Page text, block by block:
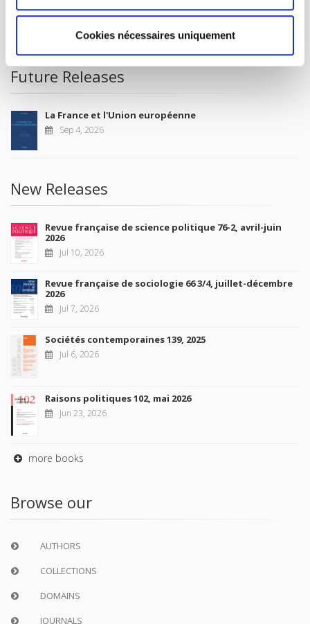
Cookies nécessaires uniquement
CONDITIONS OF SALE
Future Releases
La France et l'Union européenne
Sep 4, 2026
New Releases
Revue française de science politique 76-2, avril-juin
2026
Jul 10, 2026
Revue française de sociologie 66 3/4, juillet-décembre
2026
Jul 7, 2026
Sociétés contemporaines 139, 2025
Jul 6, 2026
Raisons politiques 102, mai 2026
Jun 23, 2026
more books
Browse our
AUTHORS
COLLECTIONS
DOMAINS
JOURNALS